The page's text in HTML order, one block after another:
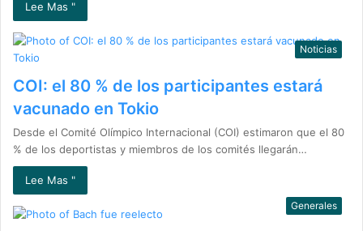
Lee Mas "
Noticias
COI: el 80 % de los participantes estará
vacunado en Tokio
Desde el Comité Olímpico Internacional (COI) estimaron que el 80
% de los deportistas y miembros de los comités llegarán…
Lee Mas "
Generales